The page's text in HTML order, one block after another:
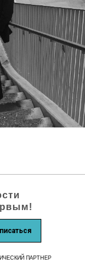
ПАРТНЕР